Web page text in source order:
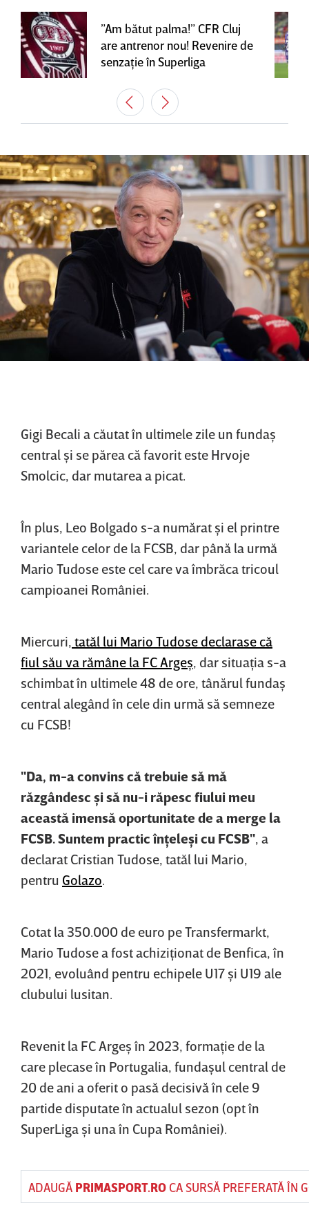
”Am bătut palma!” CFR Cluj
are antrenor nou! Revenire de
senzaţie în Superliga
Gigi Becali a căutat în ultimele zile un fundaş
central şi se părea că favorit este Hrvoje
Smolcic, dar mutarea a picat.
În plus, Leo Bolgado s-a numărat şi el printre
variantele celor de la FCSB, dar până la urmă
Mario Tudose este cel care va îmbrăca tricoul
campioanei României.
Miercuri, tatăl lui Mario Tudose declarase că
fiul său va rămâne la FC Argeş , dar situaţia s-a
schimbat în ultimele 48 de ore, tânărul fundaş
central alegând în cele din urmă să semneze
cu FCSB!
"Da, m-a convins că trebuie să mă
răzgândesc şi să nu-i răpesc fiului meu
această imensă oportunitate de a merge la
FCSB. Suntem practic înţeleşi cu FCSB" , a
declarat Cristian Tudose, tatăl lui Mario,
pentru Golazo
Cotat la 350.000 de euro pe Transfermarkt,
Mario Tudose a fost achiziţionat de Benfica, în
2021, evoluând pentru echipele U17 şi U19 ale
clubului lusitan.
Revenit la FC Argeş în 2023, formaţie de la
care plecase în Portugalia, fundaşul central de
20 de ani a oferit o pasă decisivă în cele 9
partide disputate în actualul sezon (opt în
SuperLiga şi una în Cupa României).
ADAUGĂ PRIMASPORT.ROCA SURSĂ PREFERATĂ ÎN